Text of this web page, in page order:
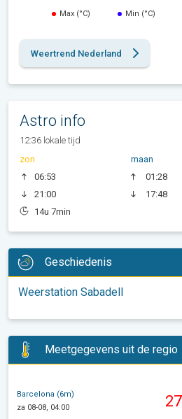
Max (°C) Min (°C)
Weertrend Nederland
Astro info
12:36 lokale tijd
zon
06:53
21:00
14u 7min
maan
01:28
17:48
Geschiedenis
Weerstation Sabadell
Meetgegevens uit de regio
Barcelona (6m)
za 08-08, 04:00